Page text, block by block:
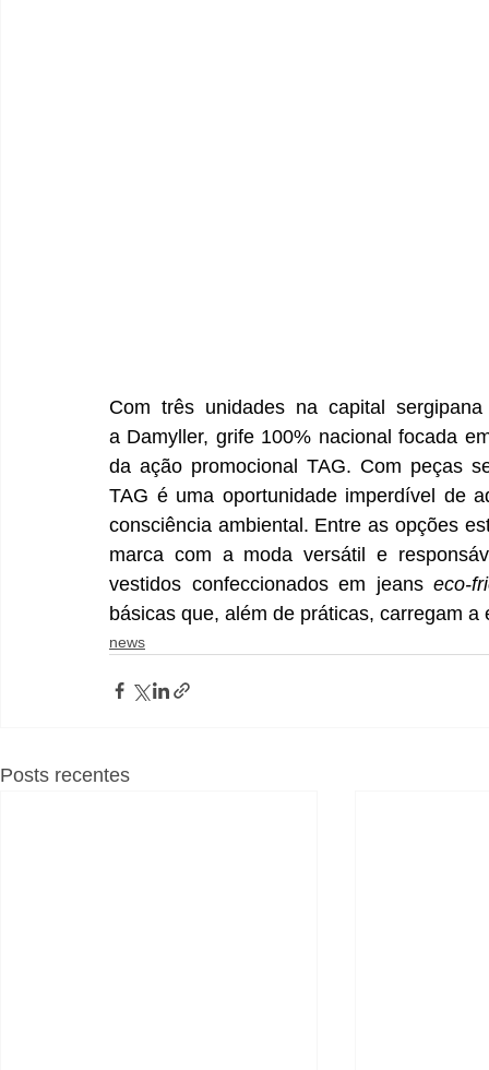
Com três unidades na capital
a Damyller, grife 100% nacional focada
da ação promocional TAG. Com peças
TAG é uma oportunidade imperdível de
consciência ambiental. Entre as opções
marca com a moda versátil e
vestidos confeccionados em jeans eco-
básicas que, além de práticas, carregam
news
Posts recentes